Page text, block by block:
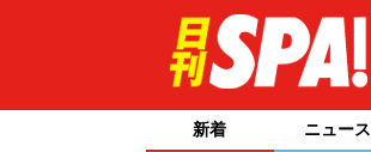
新着 ニュース